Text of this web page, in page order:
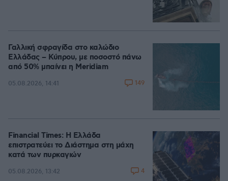
Γαλλική σφραγίδα στο καλώδιο
Ελλάδας – Κύπρου, με ποσοστό πάνω
από 50% μπαίνει η Meridiam
05.08.2026, 14:41 149
Financial Times: Η Ελλάδα
επιστρατεύει το Διάστημα στη μάχη
κατά των πυρκαγιών
05.08.2026, 13:42 4